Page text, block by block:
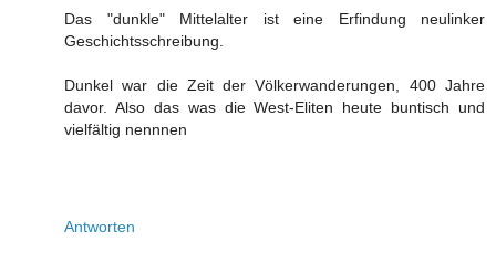
Das "dunkle" Mittelalter ist eine Erfindung neulinker
Geschichtsschreibung.
Dunkel war die Zeit der Völkerwanderungen, 400 Jahre
davor. Also das was die West-Eliten heute buntisch und
vielfältig nennnen
Antworten